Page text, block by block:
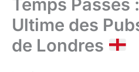
Temps Passés
Ultime des
de Londres